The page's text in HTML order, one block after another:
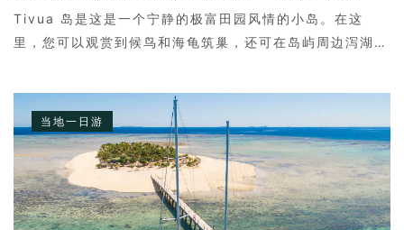
Tivua 岛是这是一个宁静的极富田园风情的小岛。在这
里，您可以观赏到候鸟和海龟筑巢，还可在岛屿周边泻湖浮
子们提供了一系列的体育活动——沙滩排球, 寻宝游戏等等
当地一日游